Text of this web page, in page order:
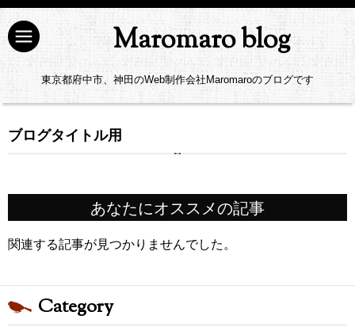
Maromaro blog
東京都府中市、神田のWeb制作会社Maromaroのブログです
ブログタイトル用
あなたにオススメの記事
関連する記事が見つかりませんでした。
Category